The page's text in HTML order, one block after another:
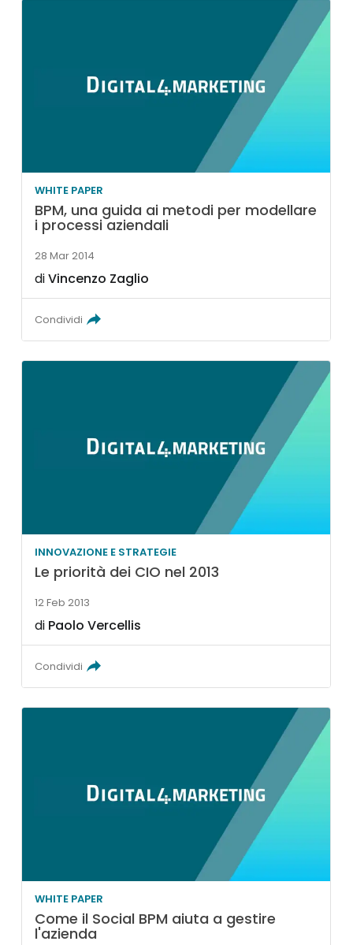
WHITE PAPER
BPM, una guida ai metodi per modellare
i processi aziendali
28 Mar 2014
diVincenzo Zaglio
Condividi
INNOVAZIONE E STRATEGIE
Le priorità dei CIO nel 2013
12 Feb 2013
di Paolo Vercellis
Condividi
WHITE PAPER
Come il Social BPM aiuta a gestire
l'azienda